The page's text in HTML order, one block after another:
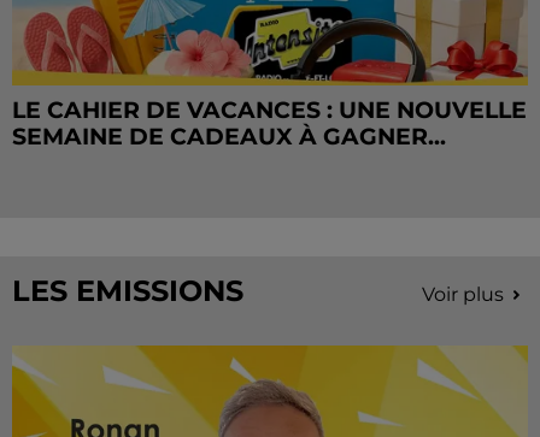
LE CAHIER DE VACANCES : UNE NOUVELLE
SEMAINE DE CADEAUX À GAGNER...
LES EMISSIONS Voir plus